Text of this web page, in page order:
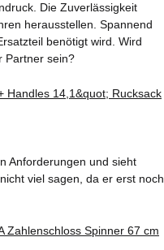
Die Zuverlässigkeit
herausstellen. Spannend
benötigt wird. Wird
Partner sein?
Anforderungen und sieht
viel sagen, da er erst noch